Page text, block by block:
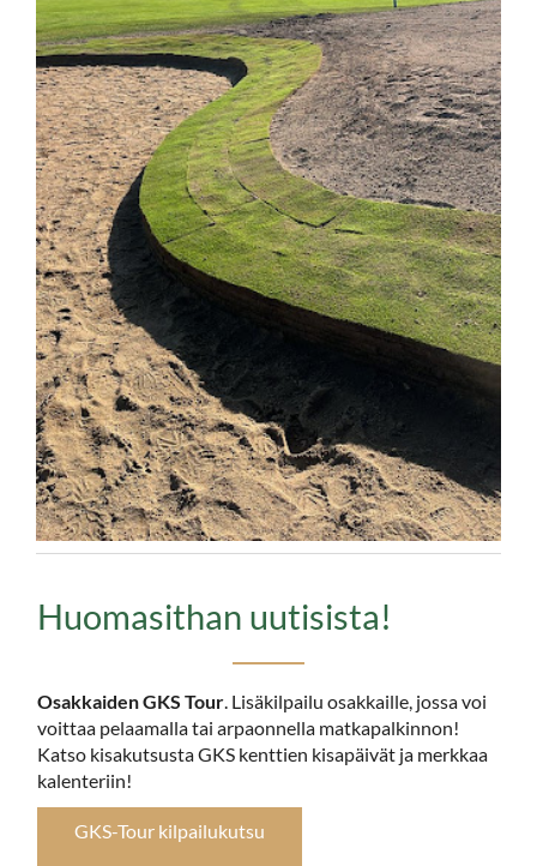
Huomasithan uutisista!
Osakkaiden GKS Tour. Lisäkilpailu osakkaille, jossa voi
voittaa pelaamalla tai arpaonnella matkapalkinnon!
Katso kisakutsusta GKS kenttien kisapäivät ja merkkaa
kalenteriin!
GKS-Tour kilpailukutsu